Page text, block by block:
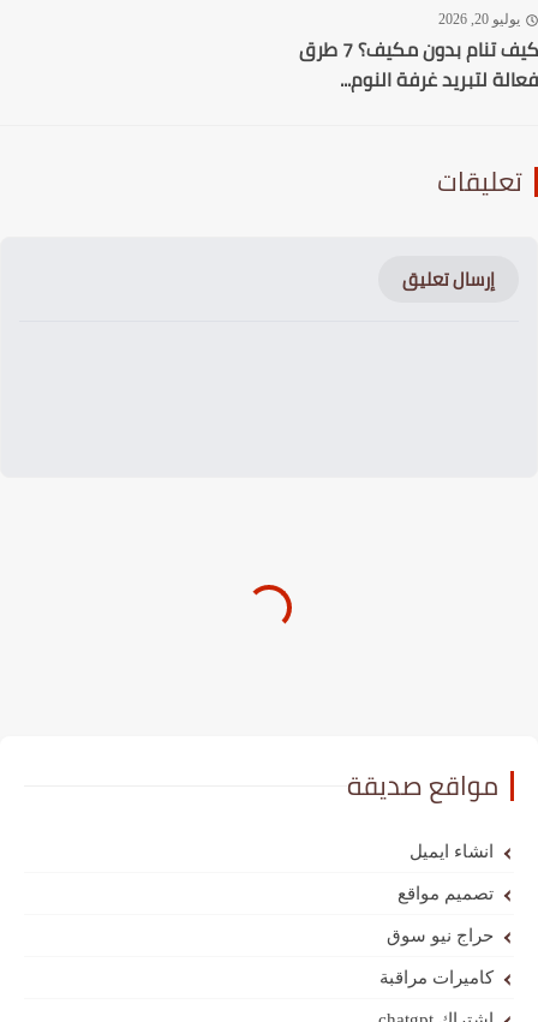
20, 2026
كيف تنام بدون مكيف؟ 7 طرق
لتبريد غرفة النوم...
إرسال تعليق
مواقع صديقة
انشاء ايميل
تصميم مواقع
حراج نيو سوق
كاميرات مراقبة